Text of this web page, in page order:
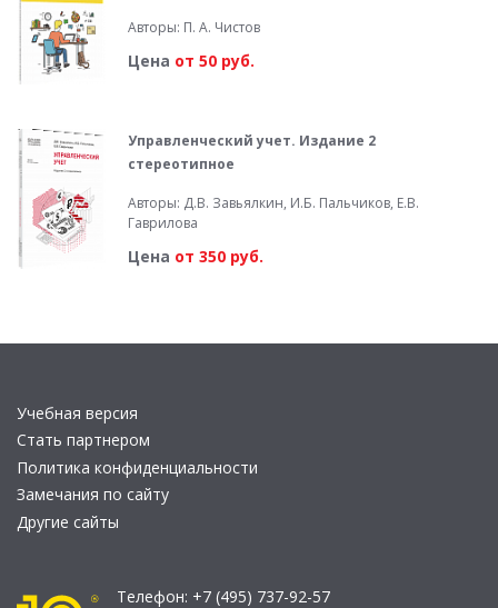
Авторы: П. А. Чистов
Цена от 50 руб.
Управленческий учет. Издание 2
стереотипное
Авторы: Д.В. Завьялкин, И.Б. Пальчиков, Е.В.
Гаврилова
Цена от 350 руб.
Учебная версия
Стать партнером
Политика конфиденциальности
Замечания по сайту
Другие сайты
Телефон: +7 (495) 737-92-57